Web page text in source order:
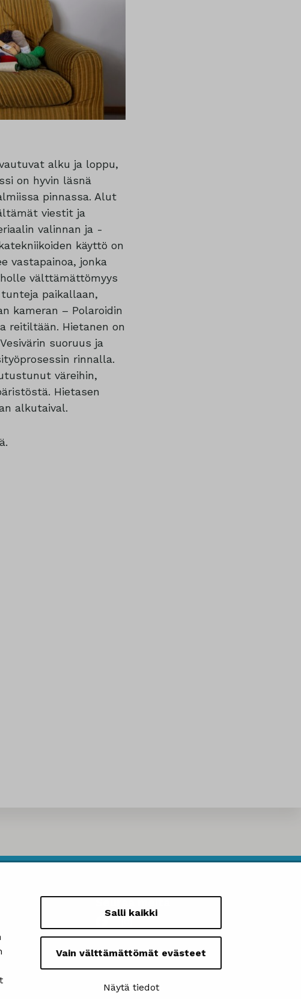
Salli kaikki
Vain välttämättömät evästeet
Näytä tiedot
alku ja loppu,
on hyvin läsnä
pinnassa. Alut
viestit ja
valinnan ja -
käyttö on
vastapainoa, jonka
välttämättömyys
paikallaan,
kameran – Polaroidin
reitiltään. Hietanen on
suoruus ja
rinnalla.
väreihin,
Hietasen
alkutaival.